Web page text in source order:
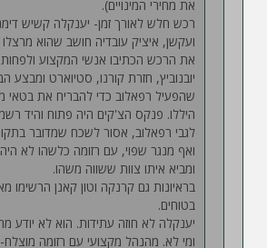
את מחירי המינויים).
רכש חלש לאורך זמן- יענקלה קשיש
ועקשן, איציק עובדיה חושב שהוא מרצלו
את הרכש הכתיבו אנשי המקצוע
יובנוביץ, חזרת קורנו, סטיוארט ומבצע
שהפעיל רפאלוב כדי להבריח את בטאי
היללו. פנקס הצ'קים היה פתוח והיד
לגבי רפאלוב, אסור לשכח שמדובר
ואף מנגר שפוי, עם רזומה כלשהו לא
ומביא איתו צוות ששווה משהו.
בראיונות גם קרנקה וטון קאנן הרשימו
בטוחים.
יענקלה לא חוזה עתידות. הוא לא יודע
ומי לא. מהנהל מקצועי עם רזומה